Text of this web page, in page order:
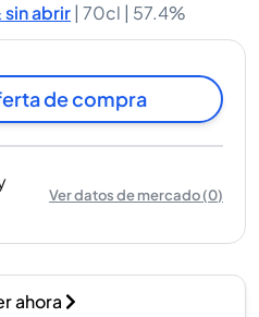
sin abrir | 70cl | 57.4%
de compra
Ver datos de mercado(0)
ahora